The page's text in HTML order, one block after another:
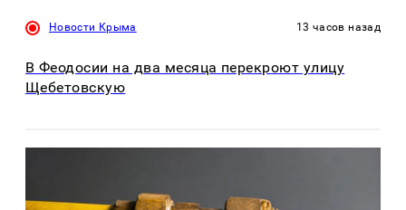
Новости Крыма 13 часов назад
В Феодосии на два месяца перекроют улицу
Щебетовскую